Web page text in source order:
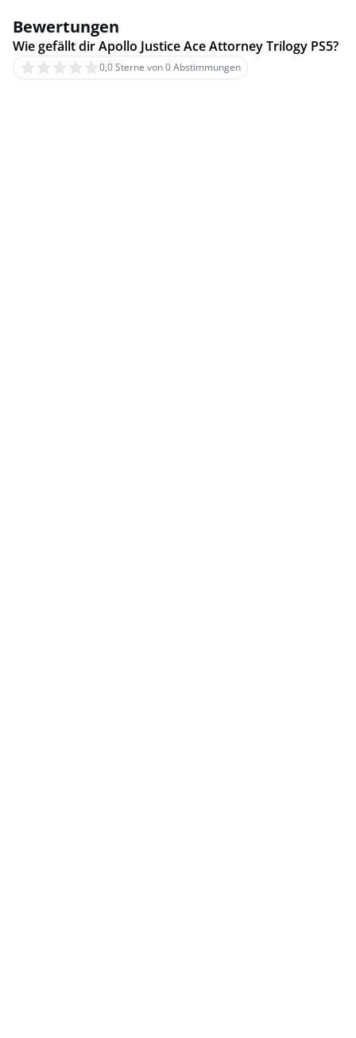
Bewertungen
Wie gefällt dir Apollo Justice Ace Attorney Trilogy PS5?
0,0 Sterne von 0 Abstimmungen